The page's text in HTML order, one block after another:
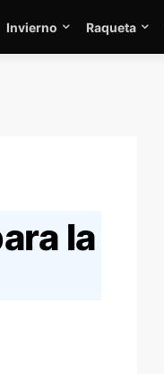
Invierno Raqueta
la